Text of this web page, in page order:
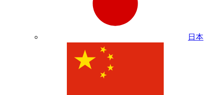
日本